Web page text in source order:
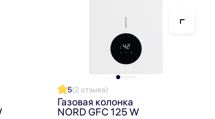
5(2 отзыва)
Газовая колонка
NORD GFC 125 W